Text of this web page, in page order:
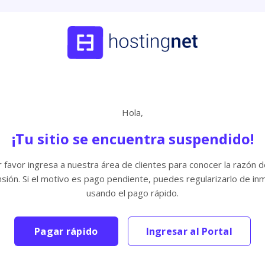
Hola,
¡Tu sitio se encuentra suspendido!
favor ingresa a nuestra área de clientes para conocer la razón
Si el motivo es pago pendiente, puedes regularizarlo de
usando el pago rápido.
Pagar rápido Ingresar al Portal